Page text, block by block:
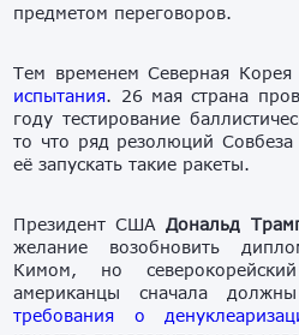
предметом переговоров.
Тем временем Северная Корея
испытания. 26 мая страна
году тестирование
то что ряд резолюций
её запускать такие ракеты.
Президент СШАДональд
желание возобновить
Кимом, но
американцы сначала
требования о